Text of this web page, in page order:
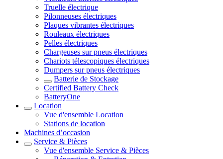
Truelle électrique
Pilonneuses électriques
Plaques vibrantes électriques
Rouleaux électriques
Pelles électriques
Chargeuses sur pneus électriques
Chariots télescopiques électriques
Dumpers sur pneus électriques
Batterie de Stockage
Certified Battery Check
BatteryOne
Location
Vue d'ensemble Location
Stations de location
Machines d’occasion
Service & Pièces
Vue d'ensemble Service & Pièces